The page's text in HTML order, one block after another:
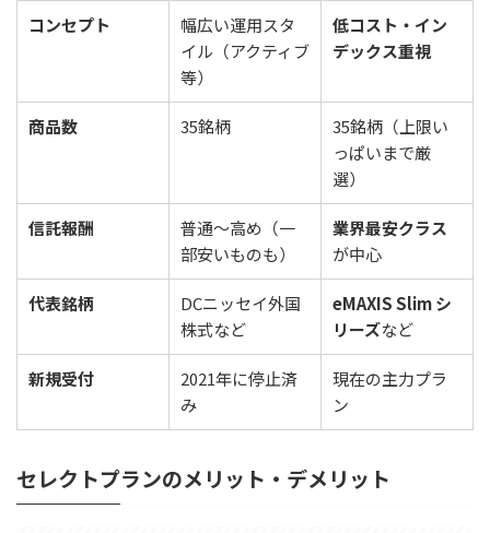
コンセプト
幅広い運用スタ
イル（アクティブ
等）
低コスト・イン
デックス重視
商品数 35銘柄
35銘柄（上限い
っぱいまで厳
選）
信託報酬
普通〜高め（一
部安いものも）
業界最安クラス
が中心
代表銘柄
DCニッセイ外国
株式など
eMAXIS Slim シ
リーズなど
新規受付
2021年に停止済
み
現在の主力プラ
ン
セレクトプランのメリット・デメリット